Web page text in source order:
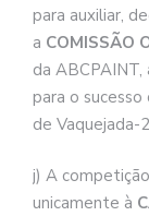
para auxiliar,
a COMISSÃO
da
para o
de Vaquejada-
j) A
unicamente à